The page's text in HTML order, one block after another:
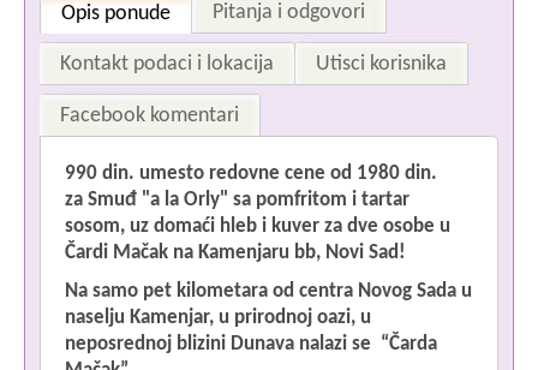
Opis ponude Pitanja i odgovori
Kontakt podaci i lokacija Utisci korisnika
Facebook komentari
990 din. umesto redovne cene od 1980 din.
za Smuđ "a la Orly" sa pomfritom i tartar
sosom, uz domaći hleb i kuver za dve osobe u
Čardi Mačak na Kamenjaru bb, Novi Sad!
Na samo pet kilometara od centra Novog Sada u
naselju Kamenjar, u prirodnoj oazi, u
neposrednoj blizini Dunava nalazi se “Čarda